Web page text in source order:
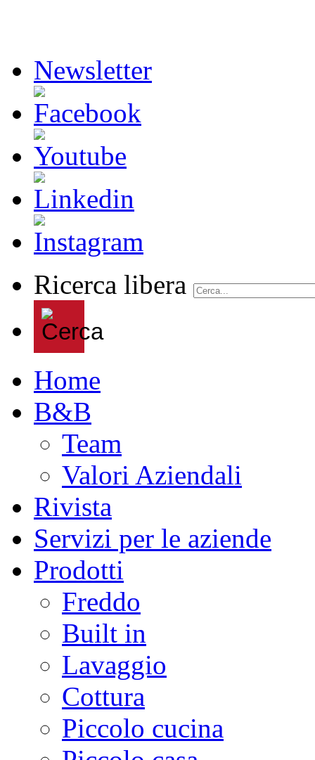
Newsletter
Ricerca libera
Home
B&B
Team
Valori Aziendali
Rivista
Servizi per le aziende
Prodotti
Freddo
Built in
Lavaggio
Cottura
Piccolo cucina